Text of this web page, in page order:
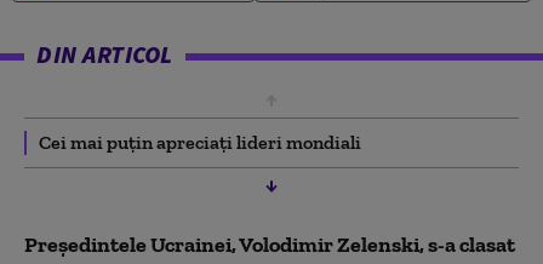
DIN ARTICOL
Cei mai puțin apreciați lideri mondiali
Președintele Ucrainei, Volodimir Zelenski, s-a clasat